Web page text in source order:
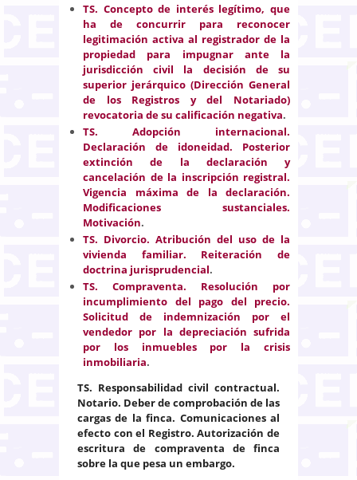
TS. Concepto de interés legítimo, que
ha de concurrir para reconocer
legitimación activa al registrador de la
propiedad para impugnar ante la
jurisdicción civil la decisión de su
superior jerárquico (Dirección General
de los Registros y del Notariado)
revocatoria de su calificación negativa.
TS. Adopción internacional.
Declaración de idoneidad. Posterior
extinción de la declaración y
cancelación de la inscripción registral.
Vigencia máxima de la declaración.
Modificaciones sustanciales.
Motivación.
TS. Divorcio. Atribución del uso de la
vivienda familiar. Reiteración de
doctrina jurisprudencial.
TS. Compraventa. Resolución por
incumplimiento del pago del precio.
Solicitud de indemnización por el
vendedor por la depreciación sufrida
por los inmuebles por la crisis
inmobiliaria.
TS. Responsabilidad civil contractual.
Notario. Deber de comprobación de las
cargas de la finca. Comunicaciones al
efecto con el Registro. Autorización de
escritura de compraventa de finca
sobre la que pesa un embargo.